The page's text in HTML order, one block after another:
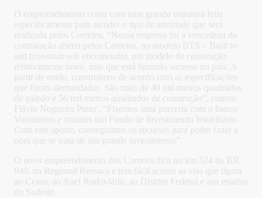
O empreendimento conta com uma grande estrutura feita
especificamente para atender o tipo de atividade que será
realizada pelos Correios. “Nossa empresa foi a vencedora da
contratação aberta pelos Correios, no modelo BTS – Built to
suit (construir sob encomenda), um modelo de construção
relativamente novo, mas que está fazendo sucesso no país. A
partir de então, construímos de acordo com as especificações
que foram demandadas. São mais de 40 mil metros quadrados
de galpão e 56 mil metros quadrados de construção”, contou
Flávio Nogueira Pinto . “Fizemos uma parceria com o banco
Votorantim e criamos um Fundo de Investimento Imobiliário.
Com este aporte, conseguimos os recursos para poder fazer a
obra que se trata de um grande investimento”.
O novo empreendimento dos Correios fica no km 524 da BR
040, na Regional Ressaca e tem fácil acesso as vias que ligam
ao Ceasa, ao Anel Rodoviário, ao Distrito Federal e aos estados
do Sudeste.